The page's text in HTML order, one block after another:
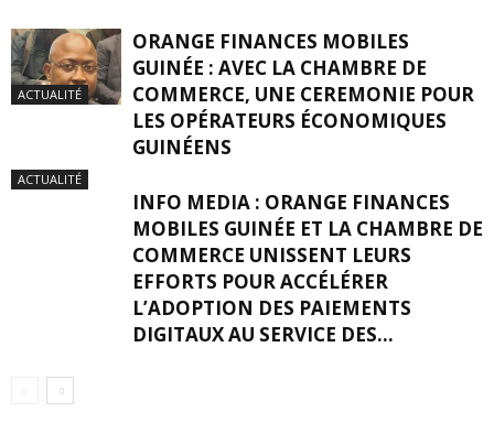
ACTUALITÉ
ORANGE FINANCES MOBILES
GUINÉE : AVEC LA CHAMBRE DE
COMMERCE, UNE CEREMONIE POUR
LES OPÉRATEURS ÉCONOMIQUES
GUINÉENS
ACTUALITÉ
INFO MEDIA : ORANGE FINANCES
MOBILES GUINÉE ET LA CHAMBRE DE
COMMERCE UNISSENT LEURS
EFFORTS POUR ACCÉLÉRER
L’ADOPTION DES PAIEMENTS
DIGITAUX AU SERVICE DES...